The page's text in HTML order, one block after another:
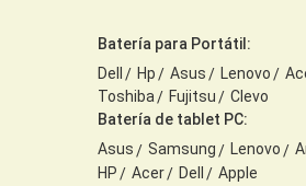
Batería para Portátil:
Dell
Hp Asus Lenovo
Toshiba
Fujitsu
Clevo
Batería de tablet PC:
Asus
Samsung Lenovo
HP
Acer Dell
Apple